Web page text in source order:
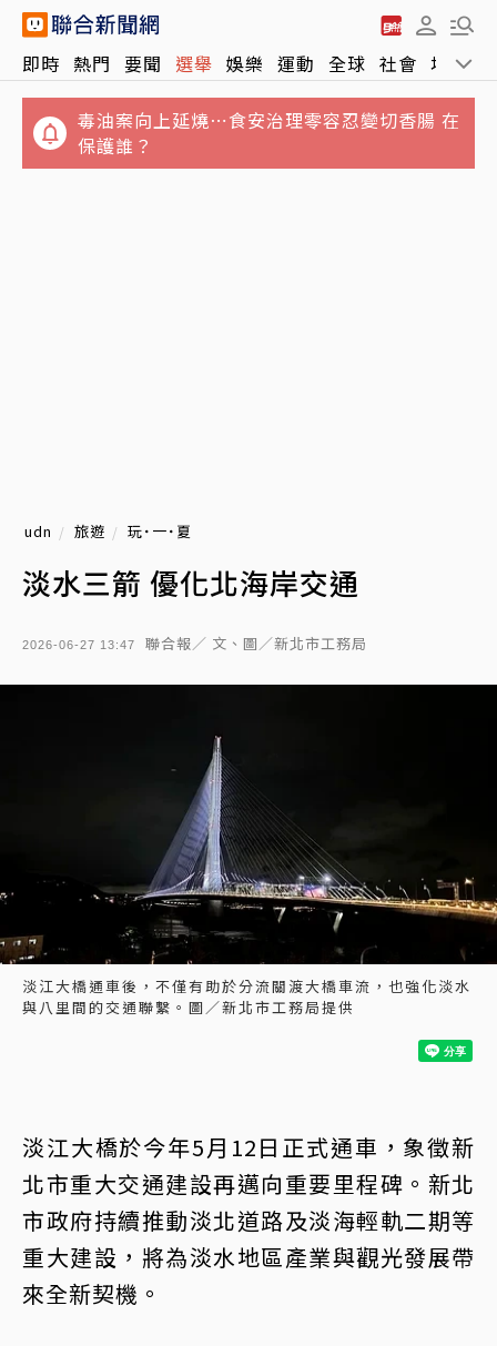
即時 熱門 要聞 選舉 娛樂 運動 全球 社會 地方
毒油案向上延燒⋯食安治理零容忍變切香腸 在
保護誰？
udn 旅遊 玩˙一˙夏
淡水三箭 優化北海岸交通
2026-06-27 13:47 聯合報／ 文、圖／新北市工務局
淡江大橋通車後，不僅有助於分流關渡大橋車流，也強化淡水
與八里間的交通聯繫。圖／新北市工務局提供
淡江大橋於今年5月12日正式通車，象徵新
北市重大交通建設再邁向重要里程碑。新北
市政府持續推動淡北道路及淡海輕軌二期等
重大建設，將為淡水地區產業與觀光發展帶
來全新契機。